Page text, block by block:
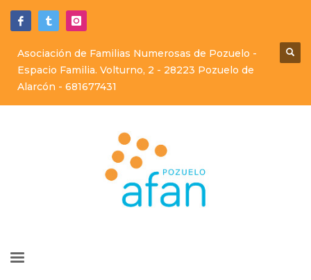
Asociación de Familias Numerosas de Pozuelo -
Espacio Familia. Volturno, 2 - 28223 Pozuelo de
Alarcón - 681677431